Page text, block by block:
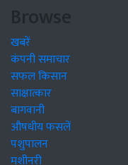
Browse
खबरें
कंपनी समाचार
सफल किसान
साक्षात्कार
बागवानी
औषधीय फसलें
पशुपालन